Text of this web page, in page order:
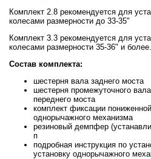
Комплект 2.8 рекомендуется для
колесами размерности до 33-35"
Комплект 3.3 рекомендуется для
колесами размерности 35-36" и более.
Состав комплекта:
шестерня вала заднего моста
шестерня промежуточного
переднего моста
комплект фиксации
однорычажного механизма
резиновый демпфер
п
подробная инструкция по
установку однорычажного